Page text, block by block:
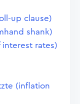
up clause)
shank)
interest rates)
(inflation